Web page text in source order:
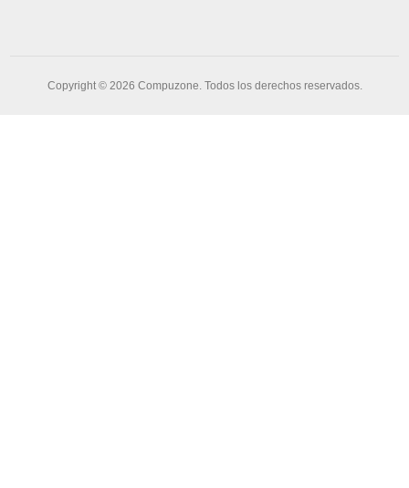
Copyright © 2026 Compuzone. Todos los derechos reservados.